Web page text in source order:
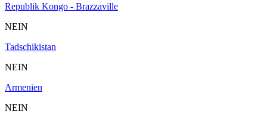
Republik Kongo - Brazzaville
NEIN
Tadschikistan
NEIN
Armenien
NEIN